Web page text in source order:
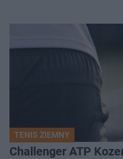
TENIS ZIEMNY
Challenger ATP